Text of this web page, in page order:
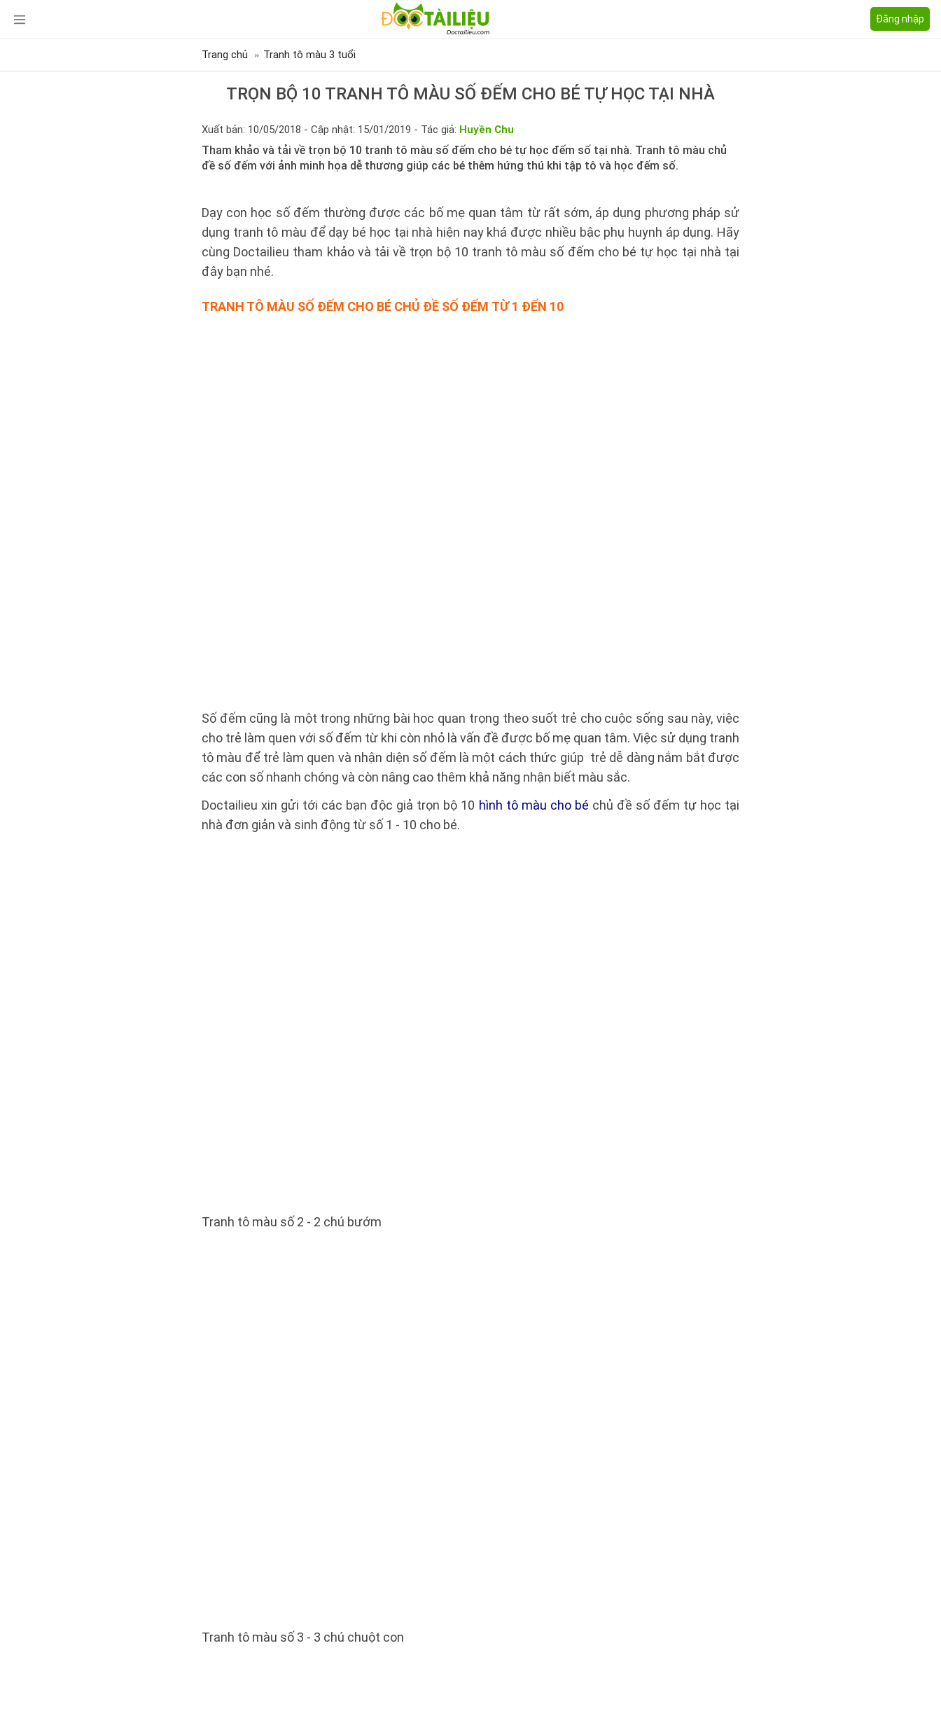
Đăng nhập
Trang chủ Tranh tô màu 3 tuổi
TRỌN BỘ 10 TRANH TÔ MÀU SỐ ĐẾM CHO BÉ TỰ HỌC TẠI NHÀ
Xuất bản: 10/05/2018 - Cập nhật: 15/01/2019 - Tác giả: Huyền Chu
Tham khảo và tải về trọn bộ 10 tranh tô màu số đếm cho bé tự học đếm số tại nhà. Tranh tô màu chủ
đề số đếm với ảnh minh họa dễ thương giúp các bé thêm hứng thú khi tập tô và học đếm số.
Dạy con học số đếm thường được các bố mẹ quan tâm từ rất sớm, áp dụng phương pháp sử
dụng tranh tô màu để dạy bé học tại nhà hiện nay khá được nhiều bậc phụ huynh áp dụng. Hãy
cùng Doctailieu tham khảo và tải về trọn bộ 10 tranh tô màu số đếm cho bé tự học tại nhà tại
đây bạn nhé.
TRANH TÔ MÀU SỐ ĐẾM CHO BÉ CHỦ ĐỀ SỐ ĐẾM TỪ 1 ĐẾN 10
Số đếm cũng là một trong những bài học quan trọng theo suốt trẻ cho cuộc sống sau này, việc
cho trẻ làm quen với số đếm từ khi còn nhỏ là vấn đề được bố mẹ quan tâm. Việc sử dụng tranh
tô màu để trẻ làm quen và nhận diện số đếm là một cách thức giúp trẻ dễ dàng nắm bắt được
các con số nhanh chóng và còn nâng cao thêm khả năng nhận biết màu sắc.
Doctailieu xin gửi tới các bạn độc giả trọn bộ 10 hình tô màu cho bé chủ đề số đếm tự học tại
nhà đơn giản và sinh động từ số 1 - 10 cho bé.
Tranh tô màu số 2 - 2 chú bướm
Tranh tô màu số 3 - 3 chú chuột con